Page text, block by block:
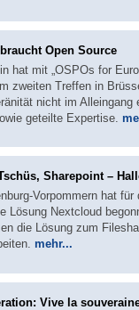
Open Source
hat mit „OSPOs for
zweiten Treffen in
nicht im
geteilte Expertise.
Sharepoint –
Vorpommern hat
Lösung Nextcloud
die Lösung zum
mehr...
Vive la